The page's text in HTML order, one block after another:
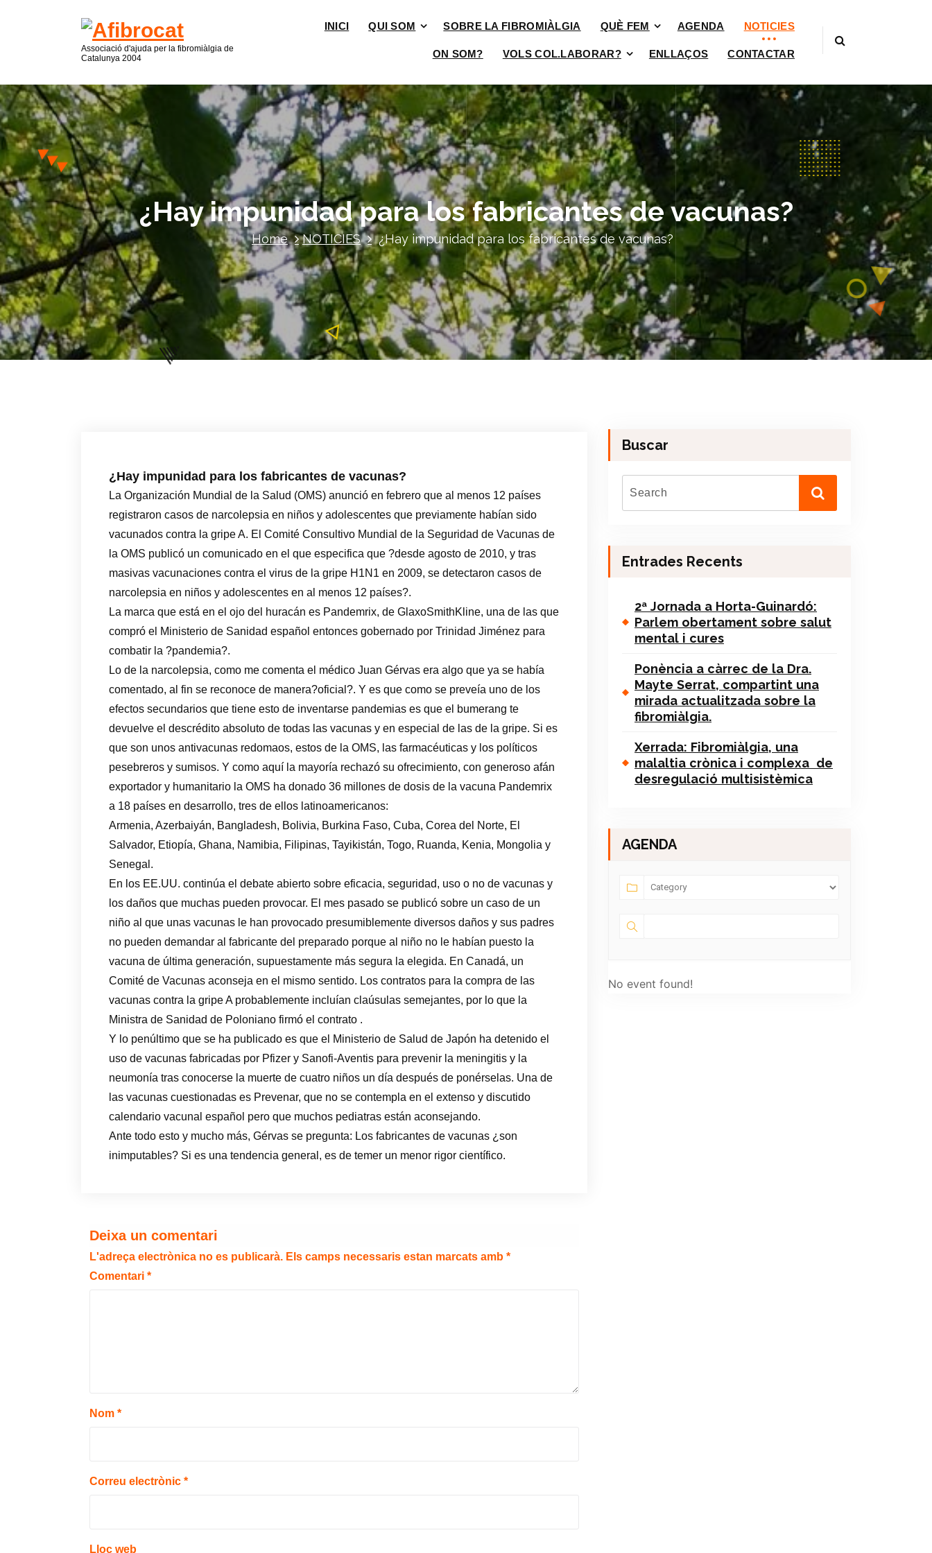
Associació d'ajuda per la fibromiàlgia de
Catalunya 2004
INICI QUI SOM SOBRE LA FIBROMIÀLGIA QUÈ FEM AGENDA NOTICIES
ON SOM? VOLS COL.LABORAR? ENLLAÇOS CONTACTAR
¿Hay impunidad para los fabricantes de vacunas?
Home NOTICIES ¿Hay impunidad para los fabricantes de vacunas?
¿Hay impunidad para los fabricantes de vacunas?
La Organización Mundial de la Salud (OMS) anunció en febrero que al menos 12 países
registraron casos de narcolepsia en niños y adolescentes que previamente habían sido
vacunados contra la gripe A. El Comité Consultivo Mundial de la Seguridad de Vacunas de
la OMS publicó un comunicado en el que especifica que ?desde agosto de 2010, y tras
masivas vacunaciones contra el virus de la gripe H1N1 en 2009, se detectaron casos de
narcolepsia en niños y adolescentes en al menos 12 países?.
La marca que está en el ojo del huracán es Pandemrix, de GlaxoSmithKline, una de las que
compró el Ministerio de Sanidad español entonces gobernado por Trinidad Jiménez para
combatir la ?pandemia?.
Lo de la narcolepsia, como me comenta el médico Juan Gérvas era algo que ya se había
comentado, al fin se reconoce de manera?oficial?. Y es que como se preveía uno de los
efectos secundarios que tiene esto de inventarse pandemias es que el bumerang te
devuelve el descrédito absoluto de todas las vacunas y en especial de las de la gripe. Si es
que son unos antivacunas redomaos, estos de la OMS, las farmacéuticas y los políticos
pesebreros y sumisos. Y como aquí la mayoría rechazó su ofrecimiento, con generoso afán
exportador y humanitario la OMS ha donado 36 millones de dosis de la vacuna Pandemrix
a 18 países en desarrollo, tres de ellos latinoamericanos:
Armenia, Azerbaiyán, Bangladesh, Bolivia, Burkina Faso, Cuba, Corea del Norte, El
Salvador, Etiopía, Ghana, Namibia, Filipinas, Tayikistán, Togo, Ruanda, Kenia, Mongolia y
Senegal.
En los EE.UU. continúa el debate abierto sobre eficacia, seguridad, uso o no de vacunas y
los daños que muchas pueden provocar. El mes pasado se publicó sobre un caso de un
niño al que unas vacunas le han provocado presumiblemente diversos daños y sus padres
no pueden demandar al fabricante del preparado porque al niño no le habían puesto la
vacuna de última generación, supuestamente más segura la elegida. En Canadá, un
Comité de Vacunas aconseja en el mismo sentido. Los contratos para la compra de las
vacunas contra la gripe A probablemente incluían claúsulas semejantes, por lo que la
Ministra de Sanidad de Poloniano firmó el contrato .
Y lo penúltimo que se ha publicado es que el Ministerio de Salud de Japón ha detenido el
uso de vacunas fabricadas por Pfizer y Sanofi-Aventis para prevenir la meningitis y la
neumonía tras conocerse la muerte de cuatro niños un día después de ponérselas. Una de
las vacunas cuestionadas es Prevenar, que no se contempla en el extenso y discutido
calendario vacunal español pero que muchos pediatras están aconsejando.
Ante todo esto y mucho más, Gérvas se pregunta: Los fabricantes de vacunas ¿son
inimputables? Si es una tendencia general, es de temer un menor rigor científico.
Deixa un comentari
L'adreça electrònica no es publicarà. Els camps necessaris estan marcats amb *
Comentari *
Nom *
Correu electrònic *
Lloc web
Buscar
Entrades Recents
2ª Jornada a Horta-Guinardó:
Parlem obertament sobre salut
mental i cures
Ponència a càrrec de la Dra.
Mayte Serrat, compartint una
mirada actualitzada sobre la
fibromiàlgia.
Xerrada: Fibromiàlgia, una
malaltia crònica i complexa de
desregulació multisistèmica
AGENDA
No event found!